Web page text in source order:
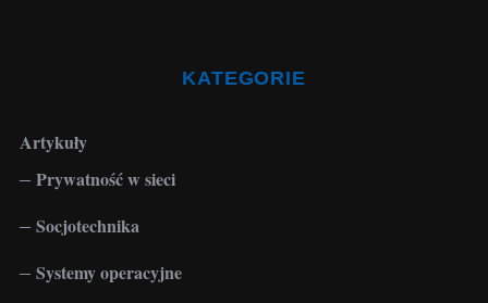
KATEGORIE
Artykuły
Prywatność w sieci
Socjotechnika
Systemy operacyjne